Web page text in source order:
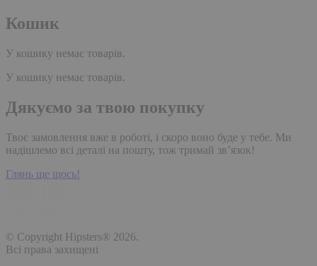
Кошик
У кошику немає товарів.
У кошику немає товарів.
Дякуємо за твою покупку
Твоє замовлення вже в роботі, і скоро воно буде у тебе. Ми
надішлемо всі деталі на пошту, тож тримай зв’язок!
Глянь ще щось!
© Copyright Hipsters® 2026.
Всі права захищені